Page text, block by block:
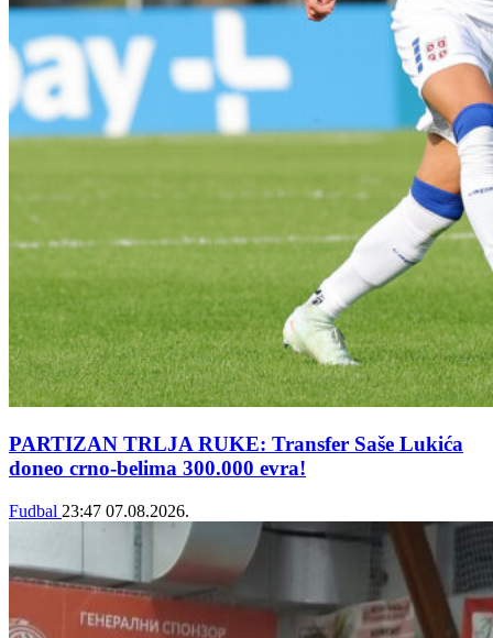
PARTIZAN TRLJA RUKE: Transfer Saše Lukića
doneo crno-belima 300.000 evra!
Fudbal 23:47 07.08.2026.